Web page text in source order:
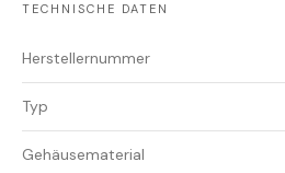
TECHNISCHE DATEN
Herstellernummer
Typ
Gehäusematerial